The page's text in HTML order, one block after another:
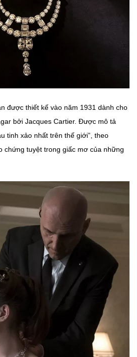
được thiết kế vào năm 1931 dành cho
bởi Jacques Cartier. Được mô tả
tinh xảo nhất trên thế giới”, theo
chứng tuyệt trong giấc mơ của những